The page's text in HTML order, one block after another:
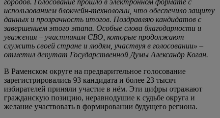
использованием блокчейн-технологии, что обеспечило защиту
данных и прозрачность итогов. Поздравляю кандидатов с
завершением этого этапа. Особые слова благодарности и
уважения – участникам СВО, которые продолжают
служить своей стране и людям, участвуя в голосовании» –
отметил депутат Государственной Думы Александр Коган.
В Раменском округе на предварительное голосование
зарегистрировались 93 кандидата и более 23 тысяч
избирателей приняли участие в нём. Эти цифры отражают
гражданскую позицию, неравнодушие к судьбе округа и
желание участвовать в формировании будущего региона.